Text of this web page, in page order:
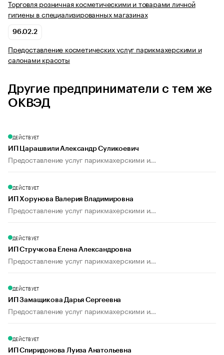
Торговля розничная косметическими и товарами личной
гигиены в специализированных магазинах
96.02.2
Предоставление косметических услуг парикмахерскими и
салонами красоты
Другие предприниматели с тем же
ОКВЭД
ДЕЙСТВУЕТ
ИП Царашвили Александр Суликоевич
Предоставление услуг парикмахерскими и...
ДЕЙСТВУЕТ
ИП Хорунова Валерия Владимировна
Предоставление услуг парикмахерскими и...
ДЕЙСТВУЕТ
ИП Стручкова Елена Александровна
Предоставление услуг парикмахерскими и...
ДЕЙСТВУЕТ
ИП Замащикова Дарья Сергеевна
Предоставление услуг парикмахерскими и...
ДЕЙСТВУЕТ
ИП Спиридонова Луиза Анатольевна